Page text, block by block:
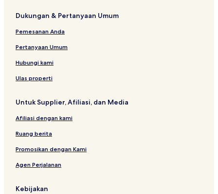
Dukungan & Pertanyaan Umum
Pemesanan Anda
Pertanyaan Umum
Hubungi kami
Ulas properti
Untuk Supplier, Afiliasi, dan Media
Afiliasi dengan kami
Ruang berita
Promosikan dengan Kami
Agen Perjalanan
Kebijakan